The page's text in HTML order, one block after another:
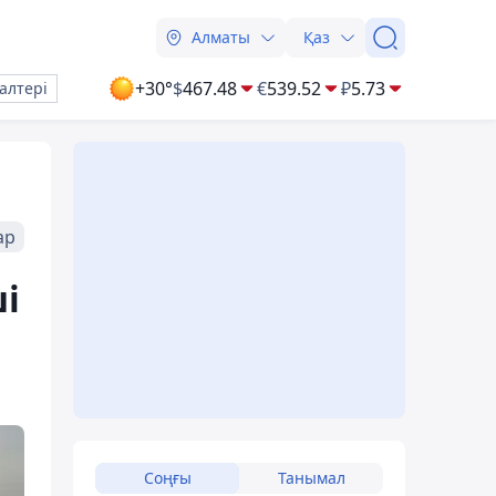
Алматы Қаз
+30°$467.48 €539.52 ₽5.73
Соңғы Танымал